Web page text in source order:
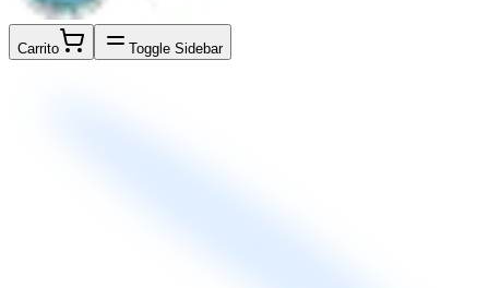
Carrito Toggle Sidebar